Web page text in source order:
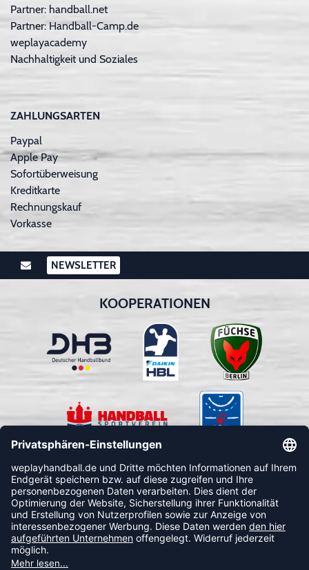
Partner: handball.net
Partner: Handball-Camp.de
weplayacademy
Nachhaltigkeit und Soziales
ZAHLUNGSARTEN
Paypal
Apple Pay
Sofortüberweisung
Kreditkarte
Rechnungskauf
Vorkasse
NEWSLETTER
KOOPERATIONEN
FOLLOW US